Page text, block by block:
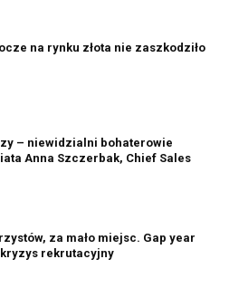
na rynku złota nie zaszkodziło
– niewidzialni bohaterowie
Anna Szczerbak, Chief Sales
za mało miejsc. Gap year
rekrutacyjny